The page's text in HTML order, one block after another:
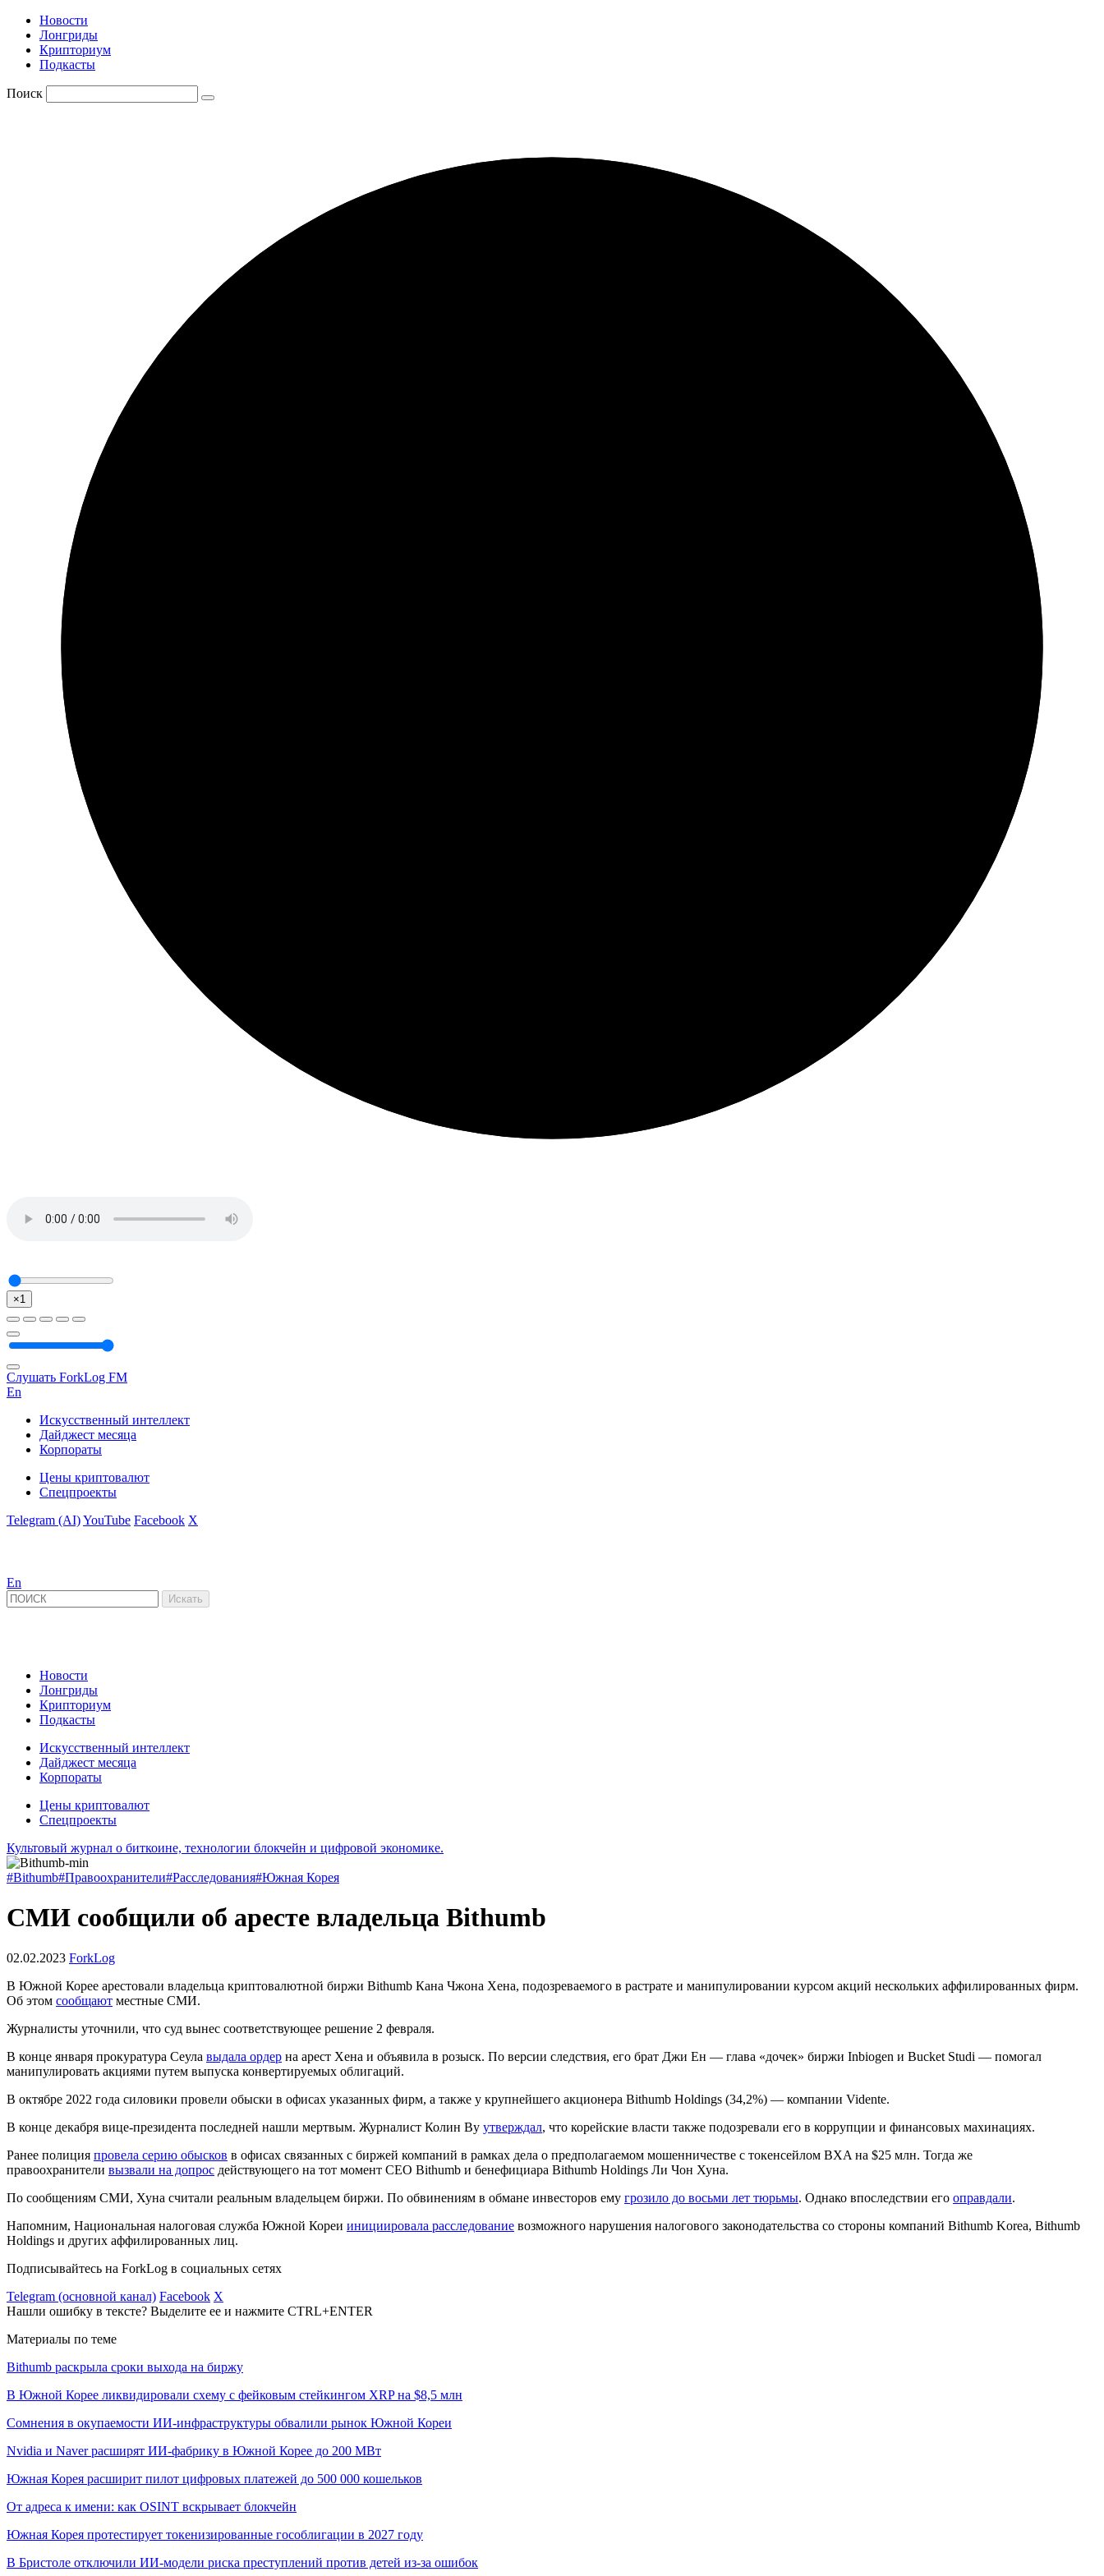
Новости
Лонгриды
Крипториум
Подкасты
Поиск
×1
Слушать ForkLog FM
En
Искусственный интеллект
Дайджест месяца
Корпораты
Цены криптовалют
Спецпроекты
Telegram (AI)YouTube Facebook X
En
Новости
Лонгриды
Крипториум
Подкасты
Искусственный интеллект
Дайджест месяца
Корпораты
Цены криптовалют
Спецпроекты
Культовый журнал о биткоине, технологии блокчейн и цифровой экономике.
#Bithumb#Правоохранители#Расследования#Южная Корея
СМИ сообщили об аресте владельца Bithumb
02.02.2023 ForkLog
В Южной Корее арестовали владельца криптовалютной биржи Bithumb Кана Чжона Хена, подозреваемого в растрате и манипулировании курсом акций нескольких аффилированных фирм.
Об этом сообщают местные СМИ.
Журналисты уточнили, что суд вынес соответствующее решение 2 февраля.
В конце января прокуратура Сеула выдала ордер на арест Хена и объявила в розыск. По версии следствия, его брат Джи Ен — глава «дочек» биржи Inbiogen и Bucket Studi — помогал
манипулировать акциями путем выпуска конвертируемых облигаций.
В октябре 2022 года силовики провели обыски в офисах указанных фирм, а также у крупнейшего акционера Bithumb Holdings (34,2%) — компании Vidente.
В конце декабря вице-президента последней нашли мертвым. Журналист Колин Ву утверждал, что корейские власти также подозревали его в коррупции и финансовых махинациях.
Ранее полиция провела серию обысков в офисах связанных с биржей компаний в рамках дела о предполагаемом мошенничестве с токенсейлом BXA на $25 млн. Тогда же
правоохранители вызвали на допрос действующего на тот момент CEO Bithumb и бенефициара Bithumb Holdings Ли Чон Хуна.
По сообщениям СМИ, Хуна считали реальным владельцем биржи. По обвинениям в обмане инвесторов ему грозило до восьми лет тюрьмы. Однако впоследствии его оправдали.
Напомним, Национальная налоговая служба Южной Кореи инициировала расследование возможного нарушения налогового законодательства со стороны компаний Bithumb Korea, Bithumb
Holdings и других аффилированных лиц.
Подписывайтесь на ForkLog в социальных сетях
Telegram (основной канал) Facebook X
Нашли ошибку в тексте? Выделите ее и нажмите CTRL+ENTER
Материалы по теме
Bithumb раскрыла сроки выхода на биржу
В Южной Корее ликвидировали схему с фейковым стейкингом XRP на $8,5 млн
Сомнения в окупаемости ИИ-инфраструктуры обвалили рынок Южной Кореи
Nvidia и Naver расширят ИИ-фабрику в Южной Корее до 200 МВт
Южная Корея расширит пилот цифровых платежей до 500 000 кошельков
От адреса к имени: как OSINT вскрывает блокчейн
Южная Корея протестирует токенизированные гособлигации в 2027 году
В Бристоле отключили ИИ-модели риска преступлений против детей из-за ошибок